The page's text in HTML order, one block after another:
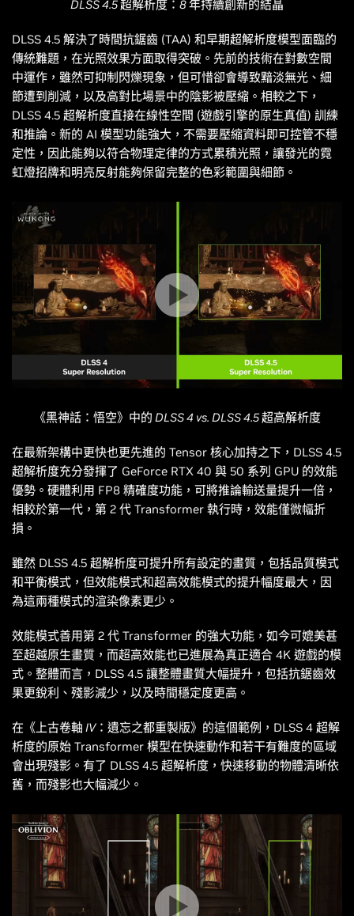
DLSS 4.5 超解析度：8 年持續創新的結晶
DLSS 4.5 解決了時間抗鋸齒 (TAA) 和早期超解析度模型面臨的
傳統難題，在光照效果方面取得突破。先前的技術在對數空間
中運作，雖然可抑制閃爍現象，但可惜卻會導致黯淡無光、細
節遭到削減，以及高對比場景中的陰影被壓縮。相較之下，
DLSS 4.5 超解析度直接在線性空間 (遊戲引擎的原生真值) 訓練
和推論。新的 AI 模型功能強大，不需要壓縮資料即可控管不穩
定性，因此能夠以符合物理定律的方式累積光照，讓發光的霓
虹燈招牌和明亮反射能夠保留完整的色彩範圍與細節。
《黑神話：悟空》中的 DLSS 4 vs. DLSS 4.5 超高解析度
在最新架構中更快也更先進的 Tensor 核心加持之下，DLSS 4.5
超解析度充分發揮了 GeForce RTX 40 與 50 系列 GPU 的效能
優勢。硬體利用 FP8 精確度功能，可將推論輸送量提升一倍，
相較於第一代，第 2 代 Transformer 執行時，效能僅微幅折
損。
雖然 DLSS 4.5 超解析度可提升所有設定的畫質，包括品質模式
和平衡模式，但效能模式和超高效能模式的提升幅度最大，因
為這兩種模式的渲染像素更少。
效能模式善用第 2 代 Transformer 的強大功能，如今可媲美甚
至超越原生畫質，而超高效能也已進展為真正適合 4K 遊戲的模
式。整體而言，DLSS 4.5 讓整體畫質大幅提升，包括抗鋸齒效
果更銳利、殘影減少，以及時間穩定度更高。
在 《上古卷軸 IV：遺忘之都重製版》 的這個範例，DLSS 4 超解
析度的原始 Transformer 模型在快速動作和若干有難度的區域
會出現殘影。有了 DLSS 4.5 超解析度，快速移動的物體清晰依
舊，而殘影也大幅減少。